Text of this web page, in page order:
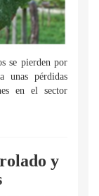
se pierden por
unas pérdidas
en el sector
y